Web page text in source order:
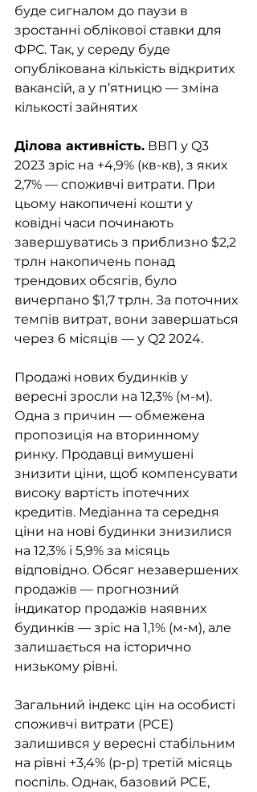
буде сигналом до паузи в
зростанні облікової ставки для
ФРС. Так, у середу буде
опублікована кількість відкритих
вакансій, а у п’ятницю — зміна
кількості зайнятих
Ділова активність. ВВП у Q3
2023 зріс на +4,9% (кв-кв), з яких
2,7% — споживчі витрати. При
цьому накопичені кошти у
ковідні часи починають
завершуватись з приблизно $2,2
трлн накопичень понад
трендових обсягів, було
вичерпано $1,7 трлн. За поточних
темпів витрат, вони завершаться
через 6 місяців — у Q2 2024.
Продажі нових будинків у
вересні зросли на 12,3% (м-м).
Одна з причин — обмежена
пропозиція на вторинному
ринку. Продавці вимушені
знизити ціни, щоб компенсувати
високу вартість іпотечних
кредитів. Медіанна та середня
ціни на нові будинки знизилися
на 12,3% і 5,9% за місяць
відповідно. Обсяг незавершених
продажів — прогнозний
індикатор продажів наявних
будинків — зріс на 1,1% (м-м), але
залишається на історично
низькому рівні.
Загальний індекс цін на особисті
споживчі витрати (PCE)
залишився у вересні стабільним
на рівні +3,4% (р-р) третій місяць
поспіль. Однак, базовий PCE,